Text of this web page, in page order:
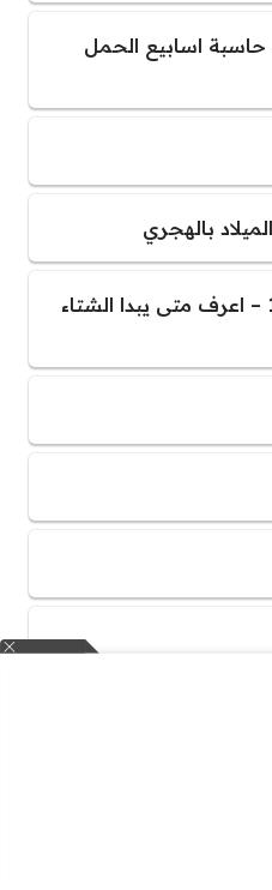
اسابيع الحمل
بالهجري
كم باقي على الشتاء 1447 – اعرف متى يبدا الشتاء
أرقام عربية
انجليزية